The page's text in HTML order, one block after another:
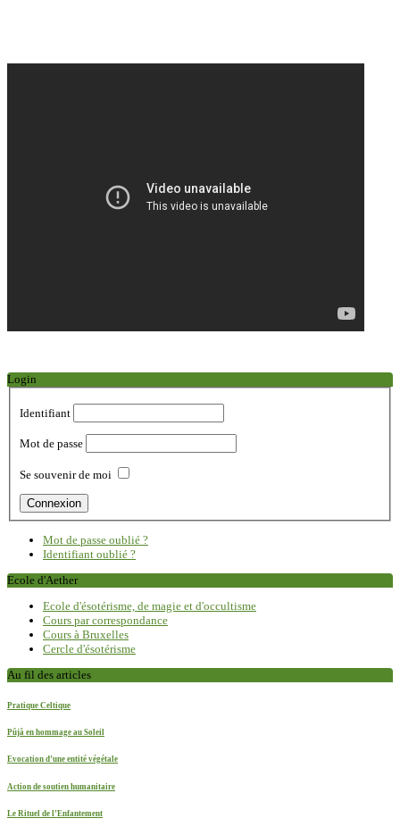
Login
Identifiant
Mot de passe
Se souvenir de moi
Mot de passe oublié ?
Identifiant oublié ?
Ecole d'Aether
Ecole d'ésotérisme, de magie et d'occultisme
Cours par correspondance
Cours à Bruxelles
Cercle d'ésotérisme
Au fil des articles
Pratique Celtique
Pûjâ en hommage au Soleil
Evocation d’une entité végétale
Action de soutien humanitaire
Le Rituel de l’Enfantement